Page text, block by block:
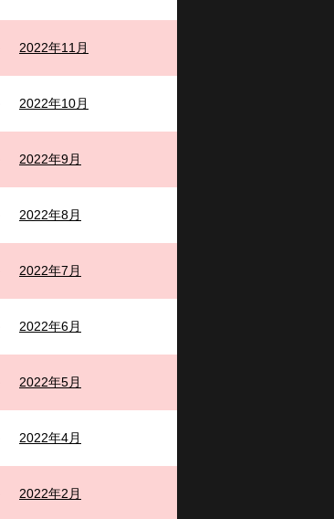
2022年11月
2022年10月
2022年9月
2022年8月
2022年7月
2022年6月
2022年5月
2022年4月
2022年2月